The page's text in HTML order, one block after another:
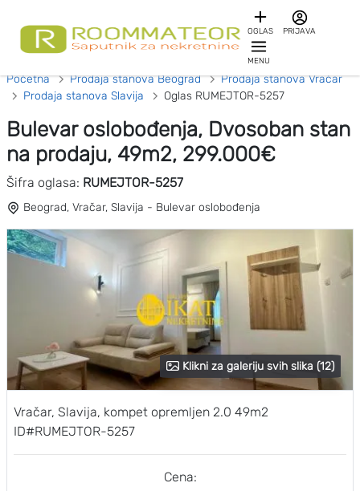
OGLAS PRIJAVA
MENU
Početna Prodaja stanova Beograd
Prodaja stanova Vračar
Prodaja stanova Slavija
Oglas RUMEJTOR-5257
Bulevar oslobođenja, Dvosoban stan
na prodaju, 49m2, 299.000€
Šifra oglasa: RUMEJTOR-5257
Beograd, Vračar, Slavija - Bulevar oslobođenja
Klikni za galeriju svih slika (12)
Vračar, Slavija, kompet opremljen 2.0 49m2
ID#RUMEJTOR-5257
Cena: